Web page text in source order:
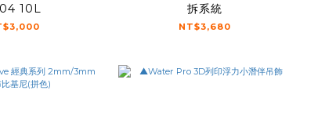
10L
拆系統
NT$3,680